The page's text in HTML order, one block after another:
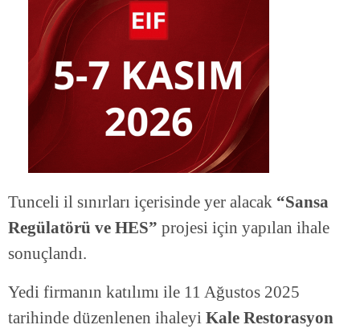
Tunceli il sınırları içerisinde yer alacak “Sansa
Regülatörü ve HES” projesi için yapılan ihale
sonuçlandı.
Yedi firmanın katılımı ile 11 Ağustos 2025
tarihinde düzenlenen ihaleyi Kale Restorasyon